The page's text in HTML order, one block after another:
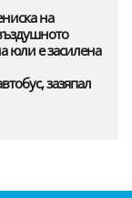
на
юли е засилена
зазяпал